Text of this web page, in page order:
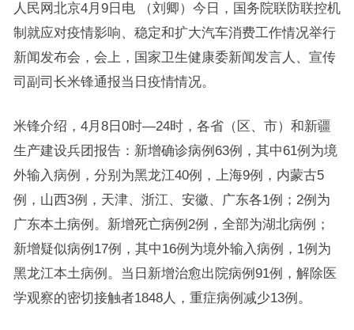
人民网北京4月9日电 （刘卿）今日，国务院联防联控机
制就应对疫情影响、稳定和扩大汽车消费工作情况举行
新闻发布会，会上，国家卫生健康委新闻发言人、宣传
司副司长米锋通报当日疫情情况。
米锋介绍，4月8日0时—24时，各省（区、市）和新疆
生产建设兵团报告：新增确诊病例63例，其中61例为境
外输入病例，分别为黑龙江40例，上海9例，内蒙古5
例，山西3例，天津、浙江、安徽、广东各1例；2例为
广东本土病例。新增死亡病例2例，全部为湖北病例；
新增疑似病例17例，其中16例为境外输入病例，1例为
黑龙江本土病例。当日新增治愈出院病例91例，解除医
学观察的密切接触者1848人，重症病例减少13例。